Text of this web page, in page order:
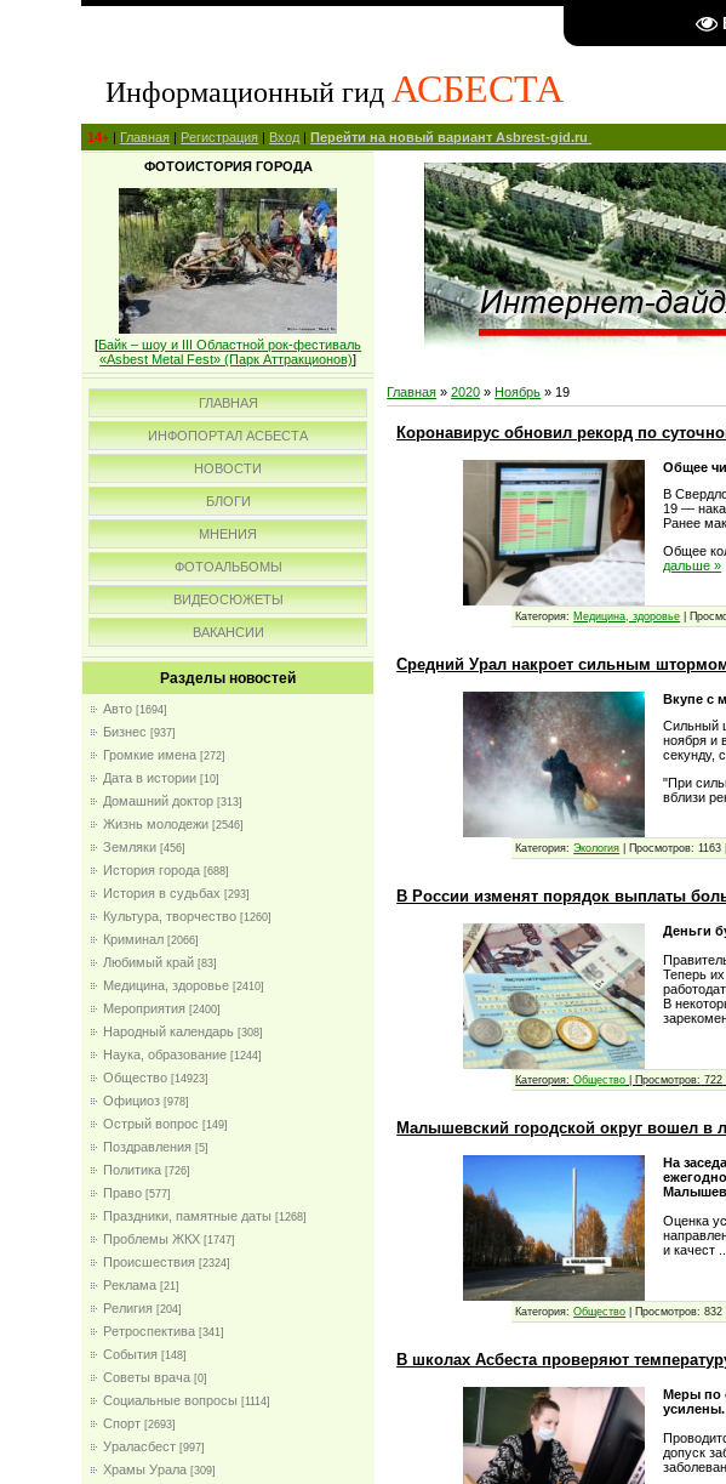
Информационный гид АСБЕСТА
14+ | Главная | Регистрация | Вход |Перейти на новый вариант Asbrest-gid.ru
ФОТОИСТОРИЯ ГОРОДА
[Байк – шоу и III Областной рок-фестиваль
«Asbest Metal Fest» (Парк Аттракционов)]
ГЛАВНАЯ
ИНФОПОРТАЛ АСБЕСТА
НОВОСТИ
БЛОГИ
МНЕНИЯ
ФОТОАЛЬБОМЫ
ВИДЕОСЮЖЕТЫ
ВАКАНСИИ
Разделы новостей
Авто [1694]
Бизнес [937]
Громкие имена [272]
Дата в истории [10]
Домашний доктор [313]
Жизнь молодежи [2546]
Земляки [456]
История города [688]
История в судьбах [293]
Культура, творчество [1260]
Криминал [2066]
Любимый край [83]
Медицина, здоровье [2410]
Мероприятия [2400]
Народный календарь [308]
Наука, образование [1244]
Общество [14923]
Официоз [978]
Острый вопрос [149]
Поздравления [5]
Политика [726]
Право [577]
Праздники, памятные даты [1268]
Проблемы ЖКХ [1747]
Проиcшествия [2324]
Реклама [21]
Религия [204]
Ретроспектива [341]
События [148]
Советы врача [0]
Социальные вопросы [1114]
Спорт [2693]
Ураласбест [997]
Храмы Урала [309]
Главная »2020 » Ноябрь » 19
Коронавирус обновил рекорд по
Общее
В
19 —
Ранее
Общее
дальше »
Категория: Медицина, здоровье
Средний Урал накроет сильным
Вкупе с
Сильный
ноября и
секунду,
"При
вблизи
Категория: Экология Просмотров: 1163
В России изменят порядок выплаты
Деньги
Теперь
В
Категория: Общество Просмотров: 722
Малышевский городской округ вошел в
На
Оценка
и качест
Категория: Общество Просмотров: 832
В школах Асбеста проверяют
Меры по
усилены.
допуск